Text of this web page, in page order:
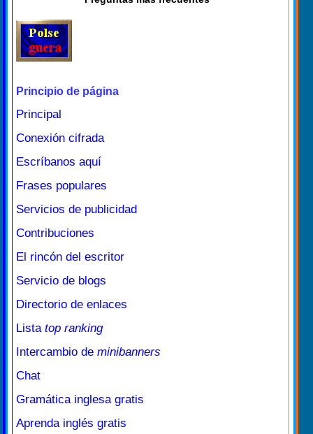
Principio de página
Principal
Conexión cifrada
Escríbanos aquí
Frases populares
Servicios de publicidad
Contribuciones
El rincón del escritor
Servicio de blogs
Directorio de enlaces
Lista top ranking
Intercambio de minibanners
Chat
Gramática inglesa gratis
Aprenda inglés gratis